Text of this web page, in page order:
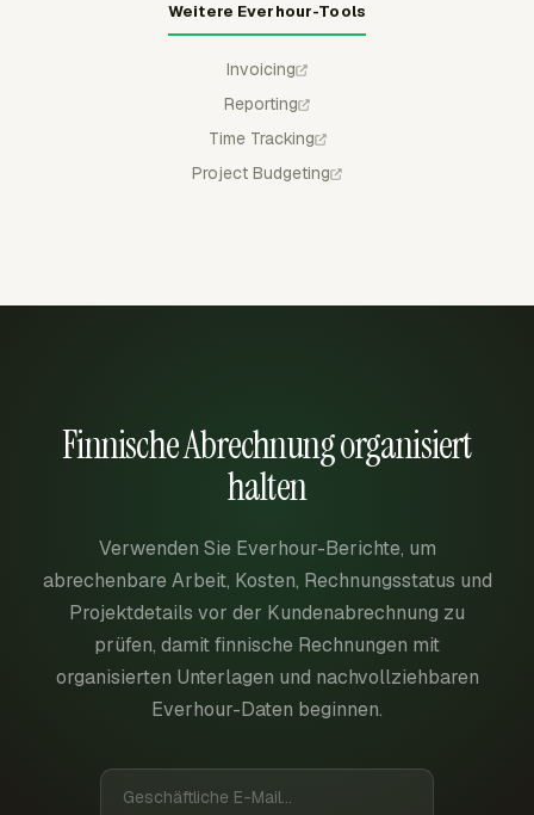
Weitere Everhour-Tools
Invoicing
Reporting
Time Tracking
Project Budgeting
Finnische Abrechnung organisiert
halten
Verwenden Sie Everhour-Berichte, um
abrechenbare Arbeit, Kosten, Rechnungsstatus und
Projektdetails vor der Kundenabrechnung zu
prüfen, damit finnische Rechnungen mit
organisierten Unterlagen und nachvollziehbaren
Everhour-Daten beginnen.